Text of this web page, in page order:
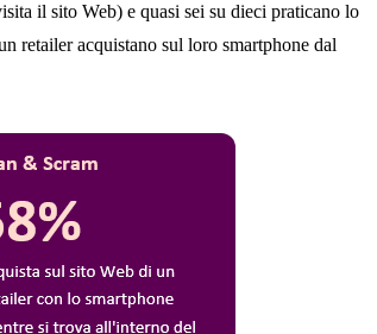
il sito Web) e quasi sei su dieci praticano lo
retailer acquistano sul loro smartphone dal